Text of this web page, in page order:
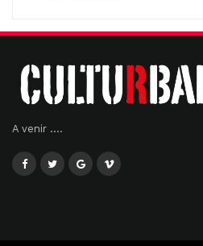
A venir ....